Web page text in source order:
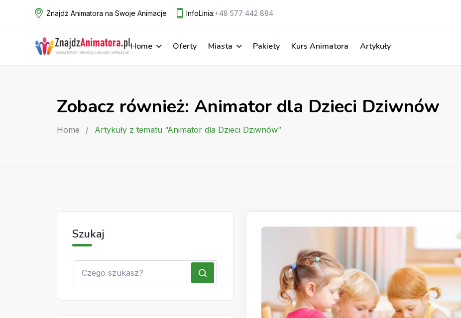
Znajdź Animatora na Swoje Animacje InfoLinia:+48 577 442 884
Home Oferty Miasta Pakiety Kurs Animatora Artykuły
Zobacz również: Animator dla Dzieci Dziwnów
Home / Artykuły z tematu “Animator dla Dzieci Dziwnów”
Szukaj